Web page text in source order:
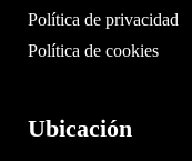
Política de privacidad
Política de cookies
Ubicación